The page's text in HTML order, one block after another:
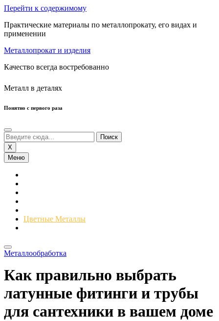
Перейти к содержимому
Практические материалы по металлопрокату, его видах и
применении
Металлопрокат и изделия
Качество всегда востребованно
Металл в деталях
Понятно с первого раза
X
Меню
Цветные Металлы
Металлообработка
Как правильно выбрать
латунные фитинги и трубы
для сантехники в вашем доме